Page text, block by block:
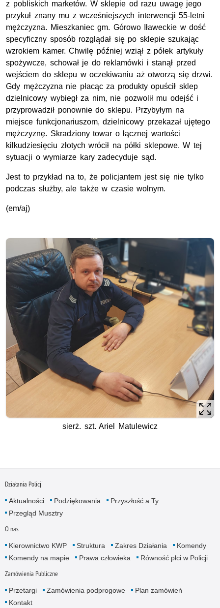
z pobliskich marketów. W sklepie od razu uwagę jego
przykuł znany mu z wcześniejszych interwencji 55-letni
mężczyzna. Mieszkaniec gm. Górowo Iławeckie w dość
specyficzny sposób rozglądał się po sklepie szukając
wzrokiem kamer. Chwilę później wziął z półek artykuły
spożywcze, schował je do reklamówki i stanął przed
wejściem do sklepu w oczekiwaniu aż otworzą się drzwi.
Gdy mężczyzna nie płacąc za produkty opuścił sklep
dzielnicowy wybiegł za nim, nie pozwolił mu odejść i
przyprowadził ponownie do sklepu. Przybyłym na
miejsce funkcjonariuszom, dzielnicowy przekazał ujętego
mężczyznę. Skradziony towar o łącznej wartości
kilkudziesięciu złotych wrócił na półki sklepowe. W tej
sytuacji o wymiarze kary zadecyduje sąd.
Jest to przykład na to, że policjantem jest się nie tylko
podczas służby, ale także w czasie wolnym.
(em/aj)
sierż. szt. Ariel Matulewicz
Działania Policji
Aktualności Podziękowania
Przyszłość a Ty
Przegląd Musztry
O nas
Kierownictwo KWP Struktura Zakres Działania
Komendy
Komendy na mapie
Prawa człowieka Równość płci w Policji
Zamówienia Publiczne
Przetargi Zamówienia podprogowe
Plan zamówień
Kontakt